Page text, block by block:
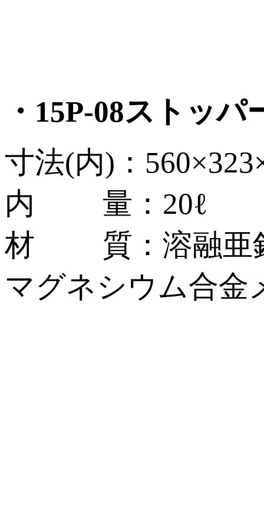
・15P-08ストッパ
寸法(内)：
内 量：20ℓ
材 質：溶融亜
マグネシウム合金